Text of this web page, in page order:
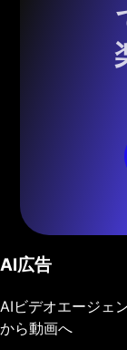
AI広告
AIビデオエージェ
から動画へ